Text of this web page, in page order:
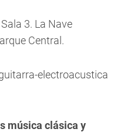
Sala 3. La Nave
Central.
música clásica y